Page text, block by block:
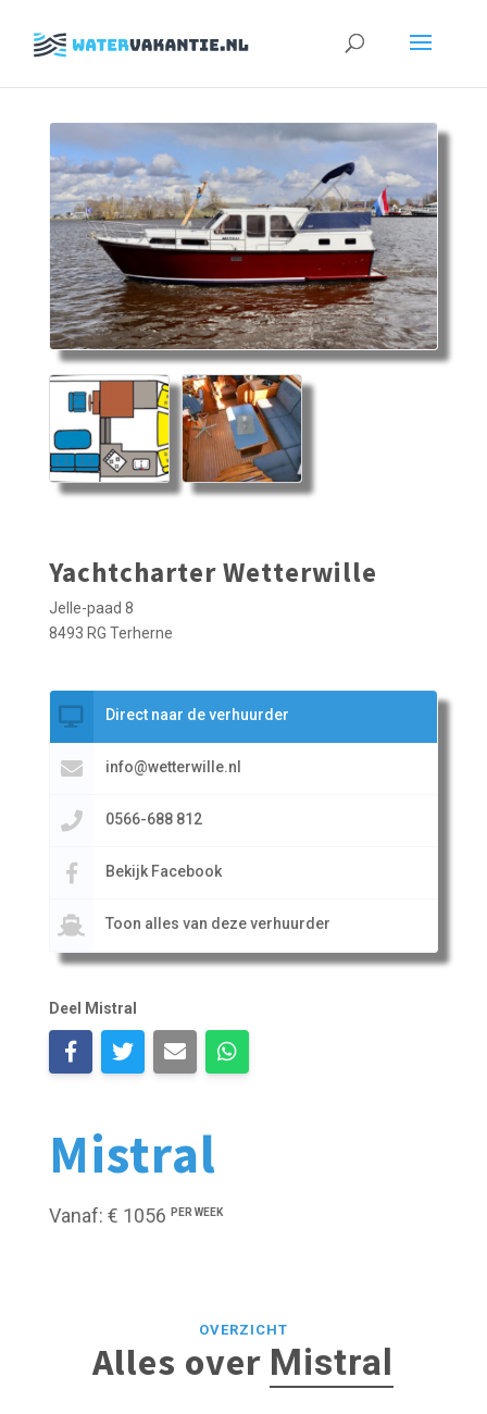
Zoeken
Mistral
Vanaf: € 1056 PER WEEK
Yachtcharter Wetterwille
Jelle-paad 8
8493 RG Terherne
Direct naar de verhuurder
info@wetterwille.nl
0566-688 812
Bekijk Facebook
Toon alles van deze verhuurder
Deel Mistral
OVERZICHT
Alles over Mistral